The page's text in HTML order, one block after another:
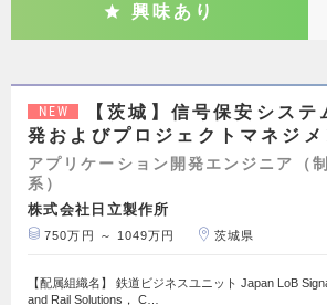
興味あり
NEW
【茨城】信号保安システ
発およびプロジェクトマネジメ
アプリケーション開発エンジニア（
系）
株式会社日立製作所
750万円 ～ 1049万円 茨城県
【配属組織名】 鉄道ビジネスユニット Japan LoB
and Rail Solutions， C…